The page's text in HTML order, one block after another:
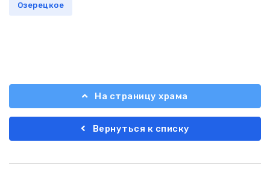
Озерецкое
На страницу храма
Вернуться к списку